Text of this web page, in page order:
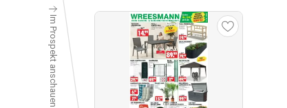
Im Prospekt anschauen